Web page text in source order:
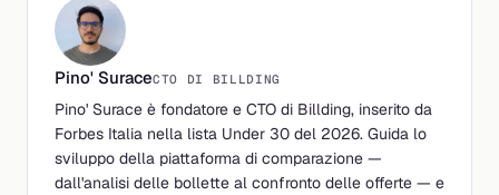
Pino' SuraceCTO DI BILLDING
Pino' Surace è fondatore e CTO di Billding, inserito da
Forbes Italia nella lista Under 30 del 2026. Guida lo
sviluppo della piattaforma di comparazione —
dall'analisi delle bollette al confronto delle offerte — e